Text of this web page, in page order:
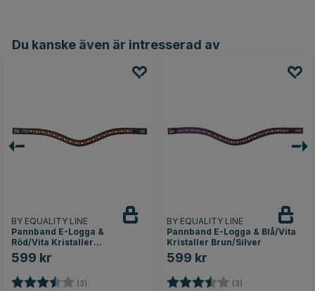
Du kanske även är intresserad av
BY EQUALITY LINE
Pannband E-Logga &
Röd/Vita Kristaller
Svart/Silver
599 kr
Betyg: (3)
BY EQUALITY LINE
Pannband E-Logga & Blå/Vita
Kristaller Brun/Silver
599 kr
Betyg: (3)